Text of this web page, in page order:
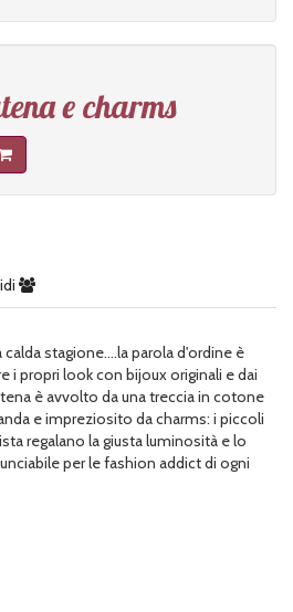
e charms
stagione....la parola d'ordine è
i propri look con bijoux originali e dai
è avvolto da una treccia in cotone
e impreziosito da charms: i piccoli
regalano la giusta luminosità e lo
per le fashion addict di ogni